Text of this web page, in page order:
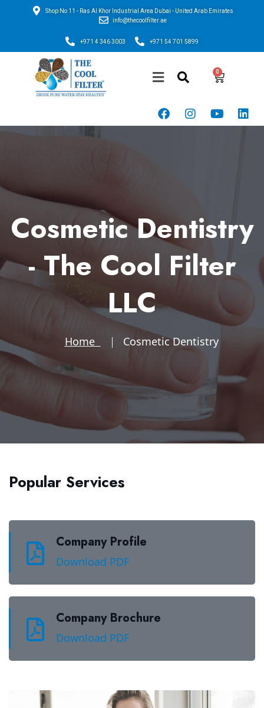
Shop No 11 - Ras Al Khor Industrial Area Dubai - United Arab Emirates
info@thecoolfilter.ae
+971 4 346 3003 +971 54 701 5899
Cosmetic Dentistry
- The Cool Filter
LLC
Home Cosmetic Dentistry
Popular Services
Company Profile
Download PDF
Company Brochure
Download PDF